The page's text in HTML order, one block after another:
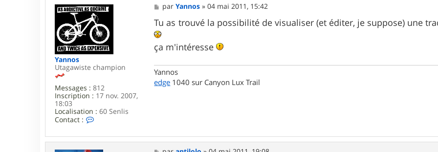
Yannos
Utagawiste champion
Messages : 812
Inscription : 17 nov. 2007,
18:03
Localisation : 60 Senlis
Contact :
t
a
M
e
s
s
a
g
e
parYannos »04 mai 2011, 15:42
Tu as trouvé la possibilité de visualiser (et éditer, je suppose) une
ça m'intéresse
Yannos
edge 1040 sur Canyon Lux Trail